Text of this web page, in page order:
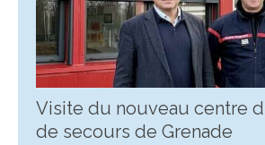
Visite du nouveau centre
de secours de Grenade